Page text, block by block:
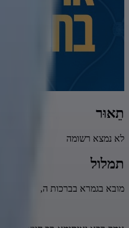
תֵאוּר
לא נמצא רשומה
תמלול
מובא בגמרא בברכות ה,